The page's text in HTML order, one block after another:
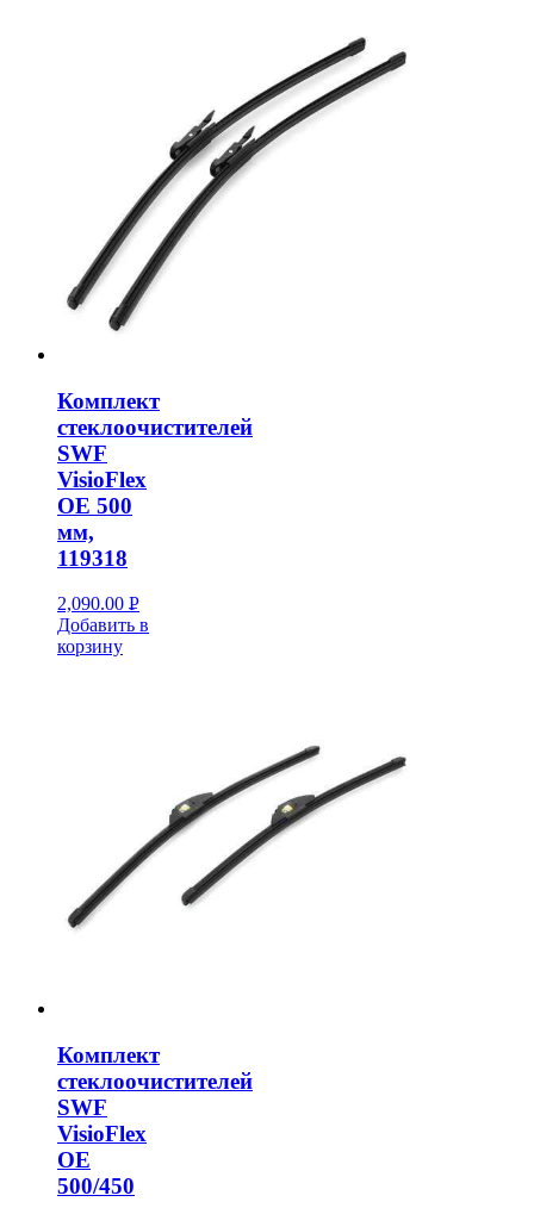
Комплект
стеклоочистителей
SWF
VisioFlex
OE 500
мм,
119318
2,090.00 Р
УБ.
Добавить в
корзину
Комплект
стеклоочистителей
SWF
VisioFlex
OE
500/450